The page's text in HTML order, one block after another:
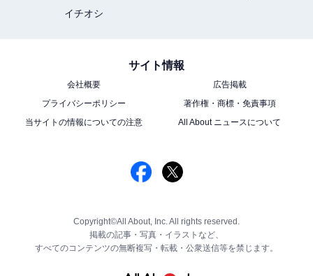
イチオシ
サイト情報
会社概要
広告掲載
プライバシーポリシー
著作権・商標・免責事項
当サイトの情報についての注意
All About ニュースについて
Copyright©All About, Inc. All rights reserved.
掲載の記事・写真・イラストなど、
すべてのコンテンツの無断複写・転載・公衆送信等を禁じます。